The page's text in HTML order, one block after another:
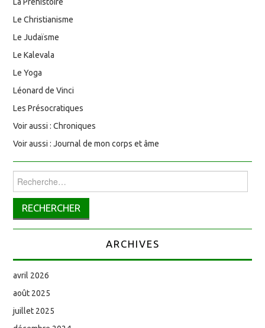
Le Christianisme
Le Judaïsme
Le Kalevala
Le Yoga
Léonard de Vinci
Les Présocratiques
Voir aussi : Chroniques
Voir aussi : Journal de mon corps et âme
Rechercher :
ARCHIVES
avril 2026
août 2025
juillet 2025